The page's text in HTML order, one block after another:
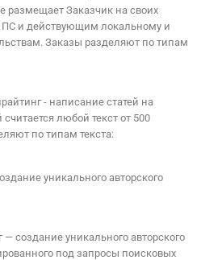
размещает Заказчик на своих
ПС и действующим локальному и
Заказы разделяют по типам
- написание статей на
любой текст от 500
по типам текста:
уникального авторского
— создание уникального авторского
под запросы поисковых